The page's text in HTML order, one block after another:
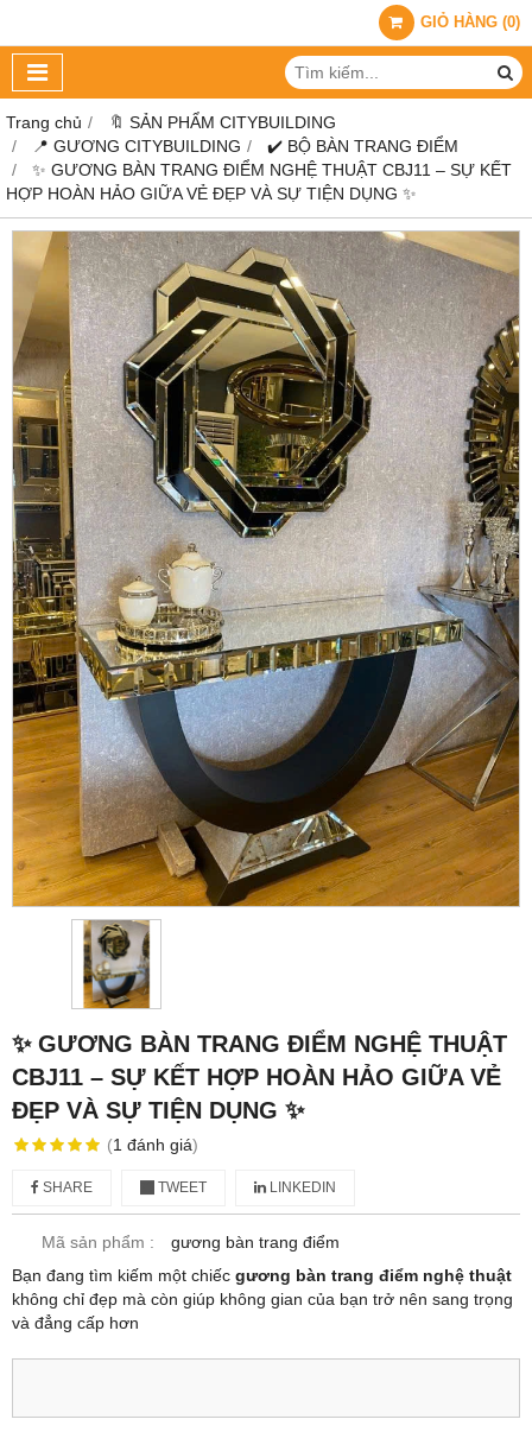
GIỎ HÀNG (0)
Trang chủ
🔖 SẢN PHẨM CITYBUILDING
📍 GƯƠNG CITYBUILDING
✔️ BỘ BÀN TRANG ĐIỂM
✨ GƯƠNG BÀN TRANG ĐIỂM NGHỆ THUẬT CBJ11 – SỰ KẾT
HỢP HOÀN HẢO GIỮA VẺ ĐẸP VÀ SỰ TIỆN DỤNG ✨
✨ GƯƠNG BÀN TRANG ĐIỂM NGHỆ THUẬT
CBJ11 – SỰ KẾT HỢP HOÀN HẢO GIỮA VẺ
ĐẸP VÀ SỰ TIỆN DỤNG ✨
(1 đánh giá)
SHARE TWEET LINKEDIN
Mã sản phẩm :
gương bàn trang điểm
Bạn đang tìm kiếm một chiếc gương bàn trang điểm nghệ thuật
không chỉ đẹp mà còn giúp không gian của bạn trở nên sang trọng
và đẳng cấp hơn